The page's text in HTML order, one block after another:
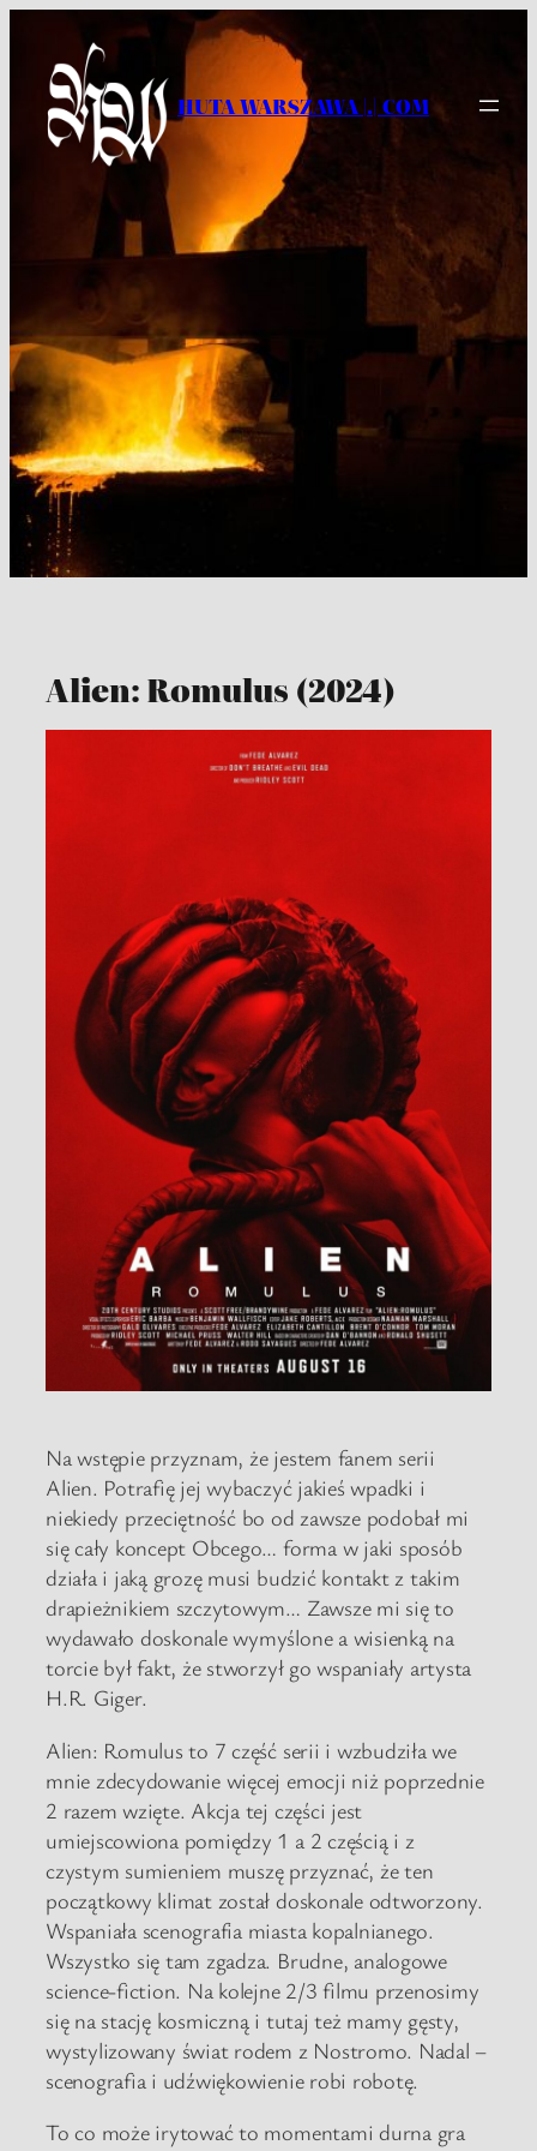
treści
HUTA WARSZAWA |.| COM
Alien: Romulus (2024)
Na wstępie przyznam, że jestem fanem serii
Alien. Potrafię jej wybaczyć jakieś wpadki i
niekiedy przeciętność bo od zawsze podobał mi
się cały koncept Obcego… forma w jaki sposób
działa i jaką grozę musi budzić kontakt z takim
drapieżnikiem szczytowym… Zawsze mi się to
wydawało doskonale wymyślone a wisienką na
torcie był fakt, że stworzył go wspaniały artysta
H.R. Giger.
Alien: Romulus to 7 część serii i wzbudziła we
mnie zdecydowanie więcej emocji niż poprzednie
2 razem wzięte. Akcja tej części jest
umiejscowiona pomiędzy 1 a 2 częścią i z
czystym sumieniem muszę przyznać, że ten
początkowy klimat został doskonale odtworzony.
Wspaniała scenografia miasta kopalnianego.
Wszystko się tam zgadza. Brudne, analogowe
science-fiction. Na kolejne 2/3 filmu przenosimy
się na stację kosmiczną i tutaj też mamy gęsty,
wystylizowany świat rodem z Nostromo. Nadal –
scenografia i udźwiękowienie robi robotę.
To co może irytować to momentami durna gra